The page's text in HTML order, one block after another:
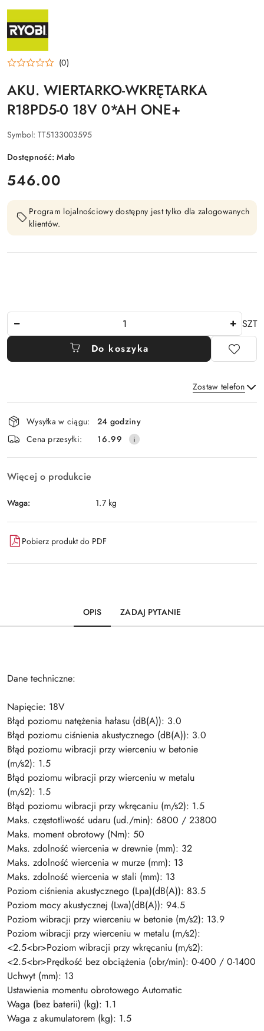
NAZWA
PRODUCENTA:
RYOBI
(0)
AKU. WIERTARKO-WKRĘTARKA
R18PD5-0 18V 0*AH ONE+
Symbol: TT5133003595
Dostępność:Mało
cena:
546.00
Program lojalnościowy dostępny jest tylko dla zalogowanych
klientów.
SZT
Do koszyka
Zostaw telefon
Wyślij
Dostępność
i
dostawa
Wysyłka w ciągu:
24 godziny
Cena przesyłki:
16.99
Więcej o produkcie
Waga: 1.7 kg
Pobierz produkt do PDF
OPIS ZADAJ PYTANIE
Dane techniczne:
Napięcie: 18V
Błąd poziomu natężenia hałasu (dB(A)): 3.0
Błąd poziomu ciśnienia akustycznego (dB(A)): 3.0
Błąd poziomu wibracji przy wierceniu w betonie
(m/s2): 1.5
Błąd poziomu wibracji przy wierceniu w metalu
(m/s2): 1.5
Błąd poziomu wibracji przy wkręcaniu (m/s2): 1.5
Maks. częstotliwość udaru (ud./min): 6800 / 23800
Maks. moment obrotowy (Nm): 50
Maks. zdolność wiercenia w drewnie (mm): 32
Maks. zdolność wiercenia w murze (mm): 13
Maks. zdolność wiercenia w stali (mm): 13
Poziom ciśnienia akustycznego (Lpa)(dB(A)): 83.5
Poziom mocy akustycznej (Lwa)(dB(A)): 94.5
Poziom wibracji przy wierceniu w betonie (m/s2): 13.9
Poziom wibracji przy wierceniu w metalu (m/s2):
<2.5<br>Poziom wibracji przy wkręcaniu (m/s2):
<2.5<br>Prędkość bez obciążenia (obr/min): 0-400 / 0-1400
Uchwyt (mm): 13
Ustawienia momentu obrotowego Automatic
Waga (bez baterii) (kg): 1.1
Waga z akumulatorem (kg): 1.5